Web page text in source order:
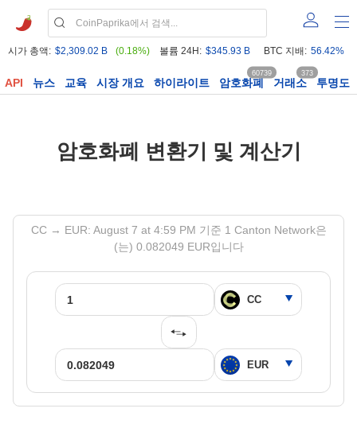
시가 총액: $2,309.02 B (0.18%) 볼륨 24H: $345.93 B BTC 지배: 56.42%
API 뉴스 교육 시장 개요 하이라이트 암호화폐
60739
거래소
373
투명도
암호화폐 변환기 및 계산기
CC → EUR: August 7 at 4:59 PM 기준 1 Canton Network은
(는) 0.082049 EUR입니다